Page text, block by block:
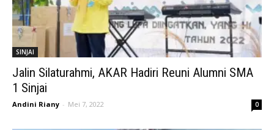
SINJAI
Jalin Silaturahmi, AKAR Hadiri Reuni Alumni SMA
1 Sinjai
Andini Riany - Mei 7, 2022 0